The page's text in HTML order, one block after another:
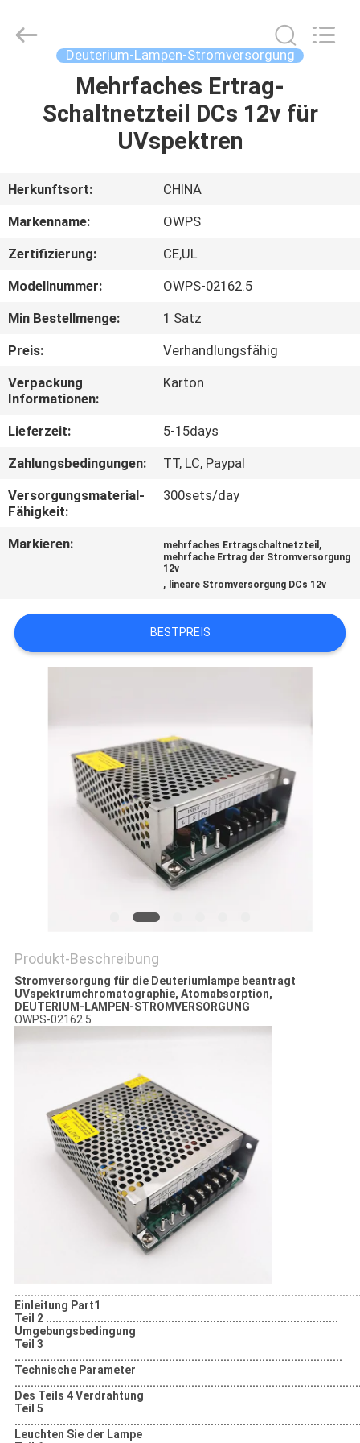
STARTSEITE
VIDEOS
UNS
FABRIK
TOUR
QUALITÄTSKONTROLLE
NACHRICHTEN
ALLE
REFERENZEN
DATENSCHUTZRICHTLINIE
Motor
Technology
Deuterium-Lampen-Stromversorgung
Mehrfaches Ertrag-
Schaltnetzteil DCs 12v für
UVspektren
Herkunftsort:
CHINA
Markenname:
OWPS
Zertifizierung:
CE,UL
Modellnummer:
OWPS-02162.5
Min Bestellmenge:
1 Satz
Preis:
Verhandlungsfähig
Verpackung
Informationen:
Karton
Lieferzeit:
5-15days
Zahlungsbedingungen:
TT, LC, Paypal
Versorgungsmaterial-
Fähigkeit:
300sets/day
Markieren: mehrfaches Ertragschaltnetzteil ,
mehrfache Ertrag der Stromversorgung
12v
, lineare Stromversorgung DCs 12v
BESTPREIS
Produkt-Beschreibung
Stromversorgung für die Deuteriumlampe beantragt
UVspektrumchromatographie, Atomabsorption,
DEUTERIUM-LAMPEN-STROMVERSORGUNG
OWPS-02162.5
Einleitung Part1
Teil 2 ...........................................................................................
Umgebungsbedingung
Teil 3
......................................................................................................
Technische Parameter
Des Teils 4 Verdrahtung
Teil 5
Leuchten Sie der Lampe